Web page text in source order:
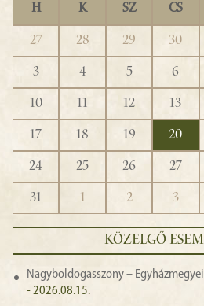
H K SZ CS
27 28 29 30
3
4 5 6
10
11 12 13
17
18 19 20
24
25 26 27
31
1 2 3
KÖZELGŐ
Nagyboldogasszony –
- 2026.08.15.